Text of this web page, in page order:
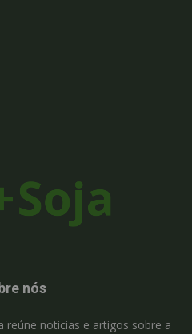
nós
reúne noticias e artigos sobre a